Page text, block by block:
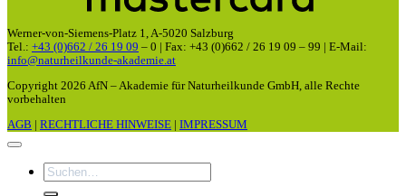
Werner-von-Siemens-Platz 1, A-5020 Salzburg
Tel.: +43 (0)662 / 26 19 09 – 0 | Fax: +43 (0)662 / 26 19 09 – 99 | E-Mail:
info@naturheilkunde-akademie.at
Copyright 2026 AfN – Akademie für Naturheilkunde GmbH, alle Rechte
vorbehalten
AGB | RECHTLICHE HINWEISE | IMPRESSUM
Suchen
nach: